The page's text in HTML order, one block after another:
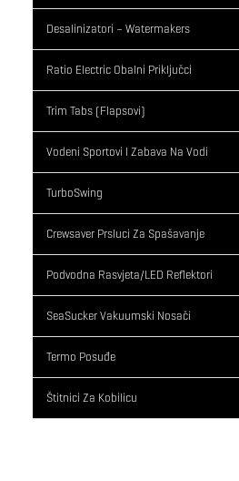
Desalinizatori – Watermakers
Ratio Electric Obalni Priključci
Trim Tabs (flapsovi)
Vodeni Sportovi I Zabava Na Vodi
TurboSwing
Crewsaver Prsluci Za Spašavanje
Podvodna Rasvjeta/LED Reflektori
SeaSucker Vakuumski Nosači
Termo Posuđe
Štitnici Za Kobilicu